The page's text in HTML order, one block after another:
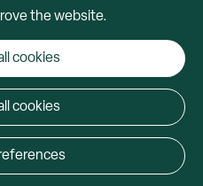
the website.
cookies
cookies